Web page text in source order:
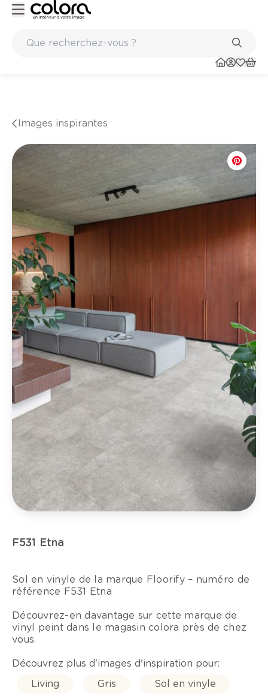
Images inspirantes
F531 Etna
Sol en vinyle de la marque Floorify – numéro de
référence F531 Etna
Découvrez-en davantage sur cette marque de
vinyl peint dans le magasin colora près de chez
vous.
Découvrez plus d'images d'inspiration pour:
Living
Gris Sol en vinyle